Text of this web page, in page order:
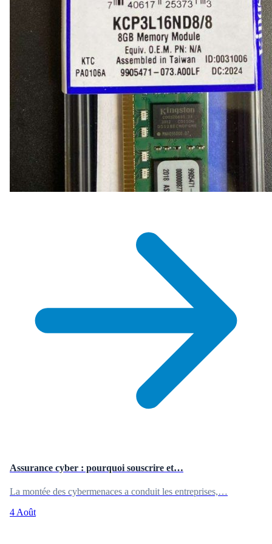
Assurance cyber : pourquoi souscrire et…
La montée des cybermenaces a conduit les entreprises,…
4 Août